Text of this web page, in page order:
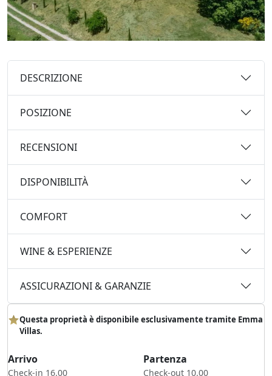
DESCRIZIONE
POSIZIONE
RECENSIONI
DISPONIBILITÀ
COMFORT
WINE & ESPERIENZE
ASSICURAZIONI & GARANZIE
Questa proprietà è disponibile esclusivamente tramite Emma
Villas.
Arrivo
Check-in 16.00
Partenza
Check-out 10.00